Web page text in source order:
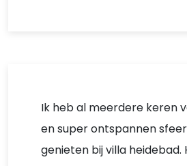
Ik heb al meerdere keren
en super ontspannen
genieten bij villa heidebad.